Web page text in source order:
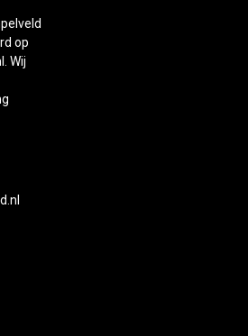
op
Wij